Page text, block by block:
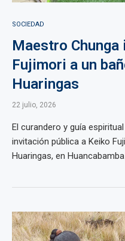
SOCIEDAD
Maestro Chunga
Fujimori a un
Huaringas
22 julio, 2026
El curandero y guía
invitación pública a Keiko
Huaringas, en Huancabamba